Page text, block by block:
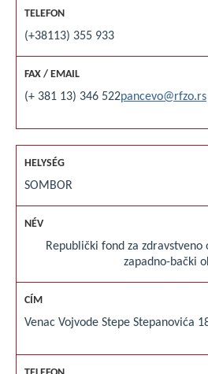
(+38113) 355 933
(+ 381 13) 346 522pancevo@rfzo.rs
SOMBOR
Republički fond za
zapadno-bački
Venac Vojvode Stepe Stepanovića